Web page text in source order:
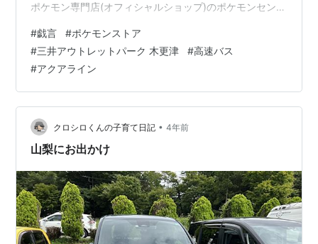
ポケモン専門店(オフィシャルショップ)のポケモンセンタ
ェクトを撮影しています。 関東近郊・・・と言うか、東
京を中心に横浜と千葉(成田)にあるポケモンセンター・ポ
ケモンストアは全部訪問して自己満足に浸っていました
が、最近になってもう1店舗関東地方に未訪問のオフィシ
ャルショップがあることに気付きました。
www.pokemon.co.jp木更…
#戯言 #ポケモンストア
#三井アウトレットパーク 木更津 #高速バス
#アクアライン
クロシロくんの子育て日記 • 4年前
山梨にお出かけ